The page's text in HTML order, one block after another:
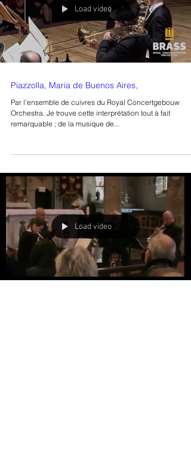
Load video
Piazzolla, Maria de Buenos Aires,
Par l'ensemble de cuivres du Royal Concertgebouw
Orchestra. Je trouve cette interprétation tout à fait
remarquable ; de la musique de...
Load video